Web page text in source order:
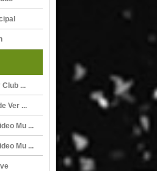
...
Ver ...
Mu ...
Mu ...